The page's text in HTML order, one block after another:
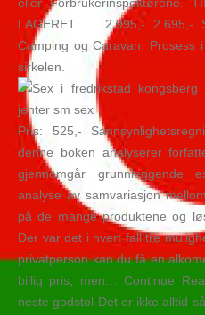
LAGERET … 2.995,- 2.695,-
Camping og Caravan. Prosess
sirkelen.
Pris: 525,-
denne boken analyserer
gjennomgår grunnleggende
analyse av samvariasjon
på de mange produktene og
Der var det i hvert fall tre
privatperson kan du få en
billig pris, men… Continue
neste godstol Det er ikke alltid